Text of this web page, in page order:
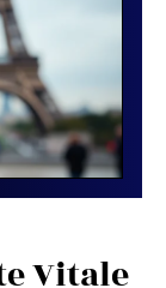
Vitale